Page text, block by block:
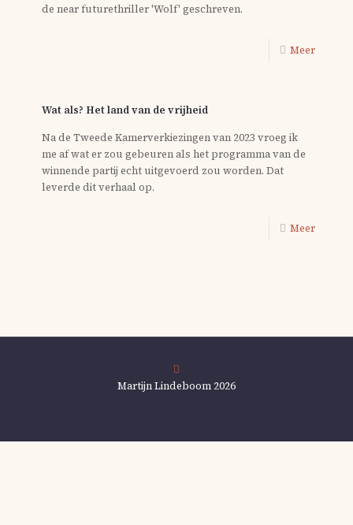
de near futurethriller 'Wolf' geschreven.
Meer
Wat als? Het land van de vrijheid
Na de Tweede Kamerverkiezingen van 2023 vroeg ik
me af wat er zou gebeuren als het programma van de
winnende partij echt uitgevoerd zou worden. Dat
leverde dit verhaal op.
Meer
Martijn Lindeboom 2026